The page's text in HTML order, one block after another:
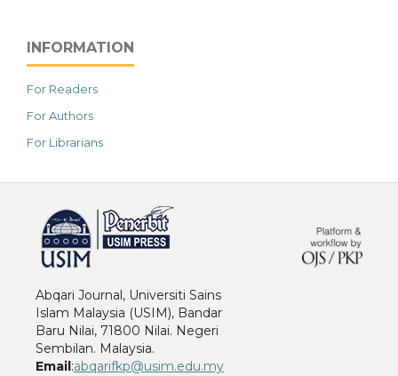
INFORMATION
For Readers
For Authors
For Librarians
Abqari Journal, Universiti Sains
Islam Malaysia (USIM), Bandar
Baru Nilai, 71800 Nilai. Negeri
Sembilan. Malaysia.
Email:abqarifkp@usim.edu.my